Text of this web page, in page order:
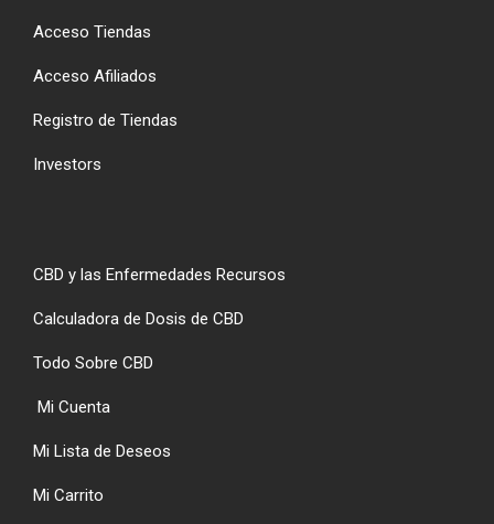
Acceso Tiendas
Acceso Afiliados
Registro de Tiendas
Investors
CBD y las Enfermedades Recursos
Calculadora de Dosis de CBD
Todo Sobre CBD
Mi Cuenta
Mi Lista de Deseos
Mi Carrito